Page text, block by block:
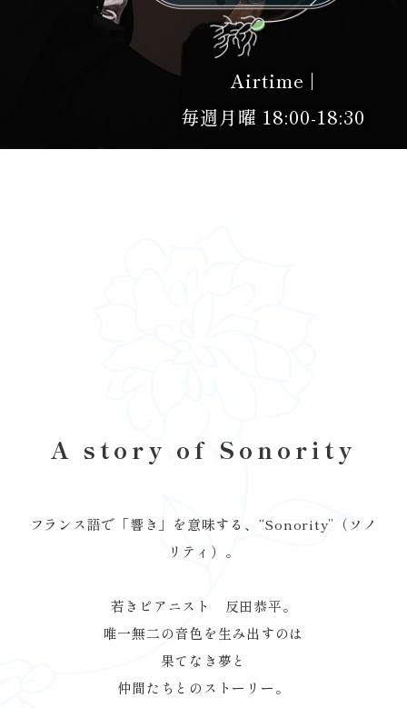
Airtime |
毎週月曜 18:00-18:30
A story of Sonority
フランス語で「響き」を意味する、“Sonority”（ソノ
リティ）。
若きピアニスト 反田恭平。
唯一無二の音色を生み出すのは
果てなき夢と
仲間たちとのストーリー。